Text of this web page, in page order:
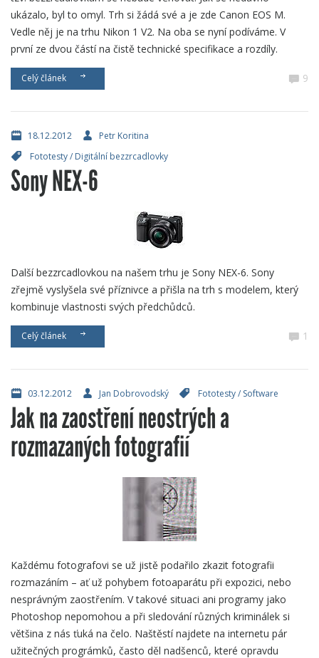
ukázalo, byl to omyl. Trh si žádá své a je zde Canon EOS M.
Vedle něj je na trhu Nikon 1 V2. Na oba se nyní podíváme. V
první ze dvou částí na čistě technické specifikace a rozdíly.
Celý článek 9
18.12.2012
Petr Koritina
Fototesty/ Digitální bezzrcadlovky
Sony NEX-6
Další bezzrcadlovkou na našem trhu je Sony NEX-6. Sony
zřejmě vyslyšela své příznivce a přišla na trh s modelem, který
kombinuje vlastnosti svých předchůdců.
Celý článek 1
03.12.2012 Jan Dobrovodský Fototesty/ Software
Jak na zaostření neostrých a
rozmazaných fotografií
Každému fotografovi se už jistě podařilo zkazit fotografii
rozmazáním – ať už pohybem fotoaparátu při expozici, nebo
nesprávným zaostřením. V takové situaci ani programy jako
Photoshop nepomohou a při sledování různých kriminálek si
většina z nás ťuká na čelo. Naštěstí najdete na internetu pár
užitečných prográmků, často děl nadšenců, které opravdu